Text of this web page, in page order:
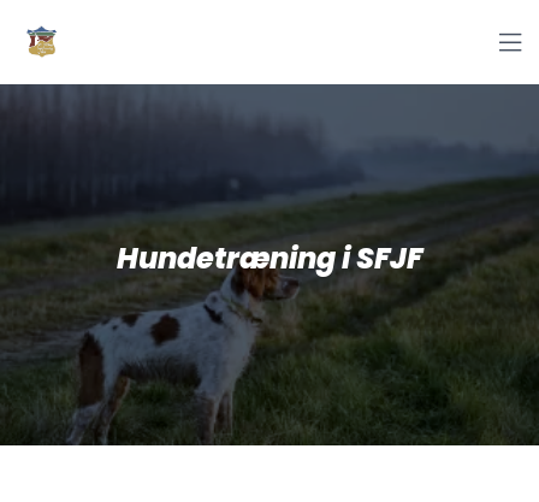

Hundetræning i SFJF